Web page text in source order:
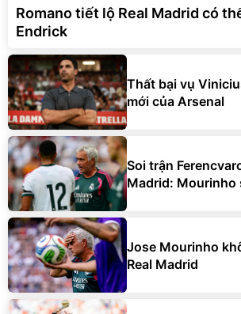
Romano tiết lộ Real Madrid có
Endrick
Thất bại vụ
mới của Arsenal
Soi trận
Madrid: Mourinho
Jose Mourinho
Real Madrid